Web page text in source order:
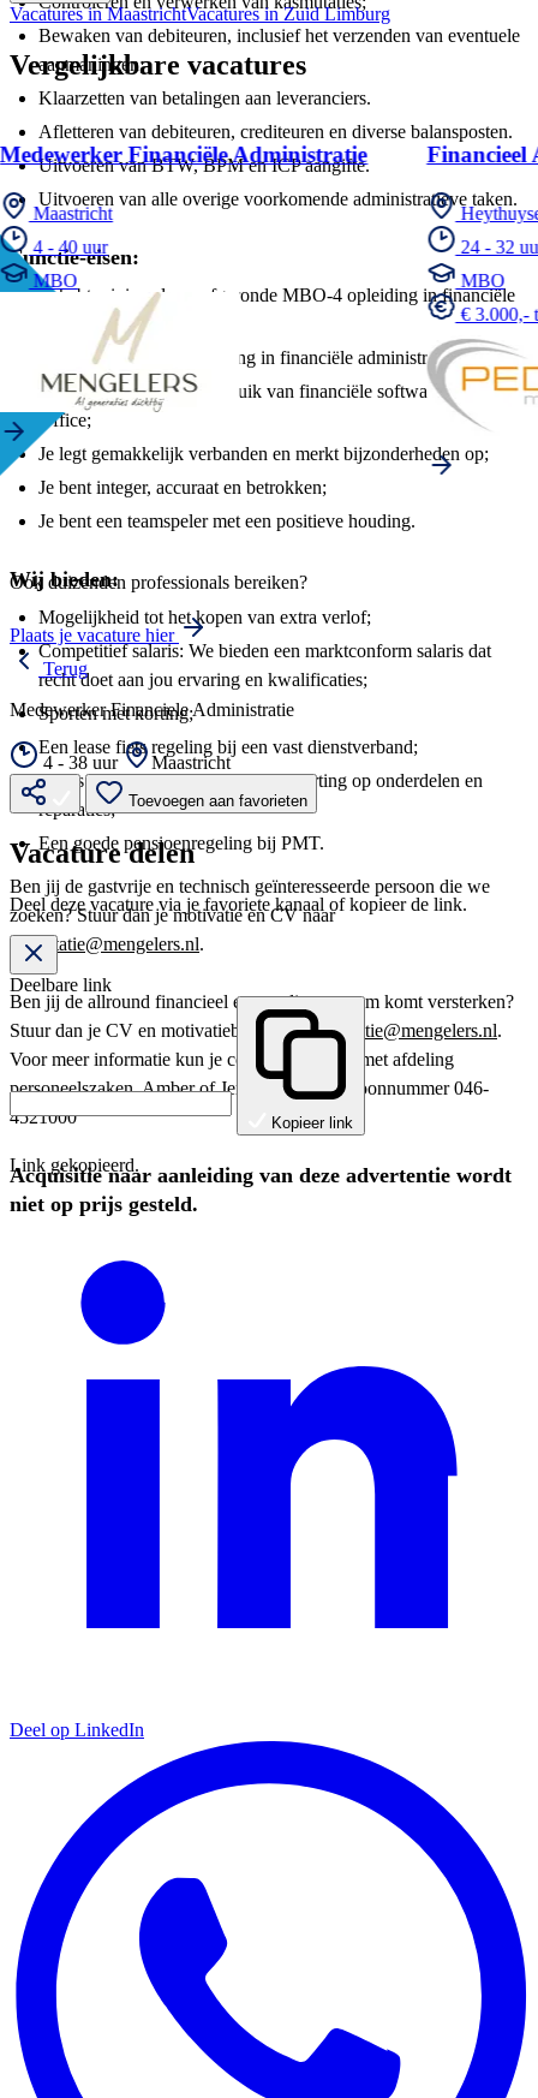
Bewaken van debiteuren, inclusief het verzenden van eventuele
aanmaningen;
Klaarzetten van betalingen aan leveranciers.
Afletteren van debiteuren, crediteuren en diverse balansposten.
Uitvoeren van BTW, BPM en ICP aangifte.
Uitvoeren van alle overige voorkomende administratieve taken.
Functie-eisen:
Je hebt minimaal een afgeronde MBO-4 opleiding in financiële
Je hebt aantoonbare ervaring in financiële administratie;
Je bent vaardig in het gebruik van financiële software en MS
Office;
Je legt gemakkelijk verbanden en merkt bijzonderheden op;
Je bent integer, accuraat en betrokken;
Je bent een teamspeler met een positieve houding.
Wij bieden:
Mogelijkheid tot het kopen van extra verlof;
Competitief salaris: We bieden een marktconform salaris dat
recht doet aan jou ervaring en kwalificaties;
Sporten met korting;
Een lease fiets regeling bij een vast dienstverband;
Gratis APK van de eigen auto en korting op onderdelen en
reparaties;
Een goede pensioenregeling bij PMT.
Ben jij de gastvrije en technisch geïnteresseerde persoon die we
zoeken? Stuur dan je motivatie en CV naar
sollicitatie@mengelers.nl.
Ben jij de allround financieel expert die ons team komt versterken?
Stuur dan je CV en motivatiebrief naarsollicitatie@mengelers.nl.
Voor meer informatie kun je contact opnemen met afdeling
personeelszaken, Amber of Jeroen op het telefoonnummer 046-
4521000
Acquisitie naar aanleiding van deze advertentie wordt
niet op prijs gesteld.
Vacatures in MaastrichtVacatures in Zuid Limburg
Vergelijkbare vacatures
Medewerker Financiële Administratie
Maastricht
4 - 40 uur
MBO
Financieel
24 - 32
MBO
€ 3.000,-
Ook duizenden professionals bereiken?
Plaats je vacature hier
Terug
Medewerker Financiele Administratie
4 - 38 uur Maastricht
Toevoegen aan favorieten
Vacature delen
Deel deze vacature via je favoriete kanaal of kopieer de link.
Deelbare link
Kopieer link
Link gekopieerd.
Deel op LinkedIn